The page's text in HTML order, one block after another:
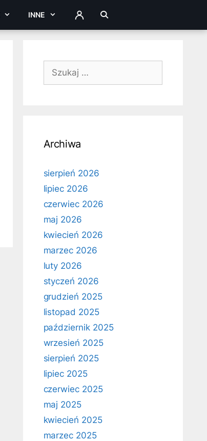
INNE ZALOGUJ
Szukaj:
Archiwa
sierpień 2026
lipiec 2026
czerwiec 2026
maj 2026
kwiecień 2026
marzec 2026
luty 2026
styczeń 2026
grudzień 2025
listopad 2025
październik 2025
wrzesień 2025
sierpień 2025
lipiec 2025
czerwiec 2025
maj 2025
kwiecień 2025
marzec 2025